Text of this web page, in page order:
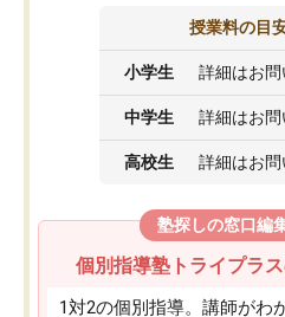
授業料の目
小学生 詳細はお
中学生 詳細はお
高校生 詳細はお
塾探しの窓口編
個別指導塾トライプラ
1対2の個別指導。講師がわ